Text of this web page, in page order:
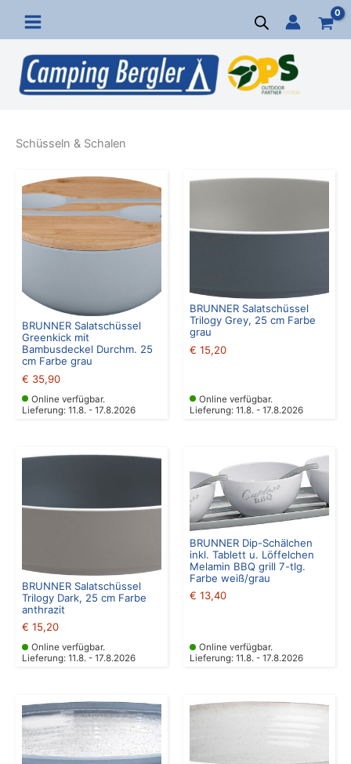
Inhalt
springen
Schüsseln & Schalen
BRUNNER Salatschüssel
Greenkick mit
Bambusdeckel Durchm. 25
cm Farbe grau
€ 35,90
Online verfügbar.
Lieferung: 11.8. - 17.8.2026
BRUNNER Salatschüssel
Trilogy Grey, 25 cm Farbe
grau
€ 15,20
Online verfügbar.
Lieferung: 11.8. - 17.8.2026
BRUNNER Salatschüssel
Trilogy Dark, 25 cm Farbe
anthrazit
€ 15,20
Online verfügbar.
Lieferung: 11.8. - 17.8.2026
BRUNNER Dip-Schälchen
inkl. Tablett u. Löffelchen
Melamin BBQ grill 7-tlg.
Farbe weiß/grau
€ 13,40
Online verfügbar.
Lieferung: 11.8. - 17.8.2026